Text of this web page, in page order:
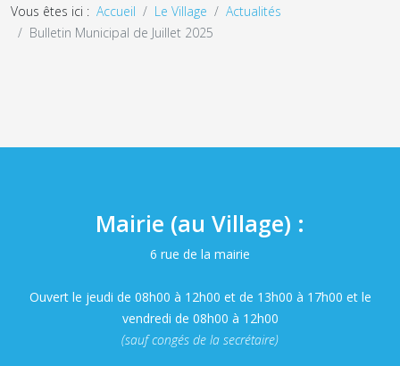
Vous êtes ici : Accueil Le Village
Actualités
Bulletin Municipal de Juillet 2025
Mairie (au Village) :
6 rue de la mairie
Ouvert le jeudi de 08h00 à 12h00 et de 13h00 à 17h00 et le
vendredi de 08h00 à 12h00
(sauf congés de la secrétaire)